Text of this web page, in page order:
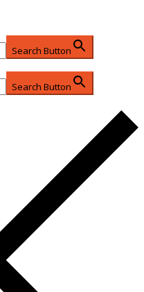
Search Button
Search Button